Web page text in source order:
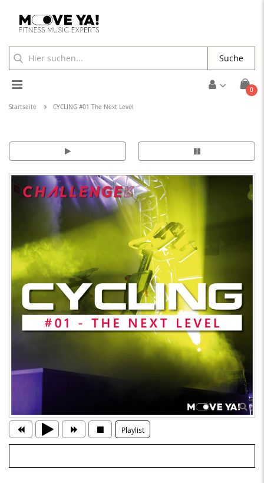
Cart
0
Toggle
Nav
Suche
Startseite CYCLING #01 The Next Level
Playlist